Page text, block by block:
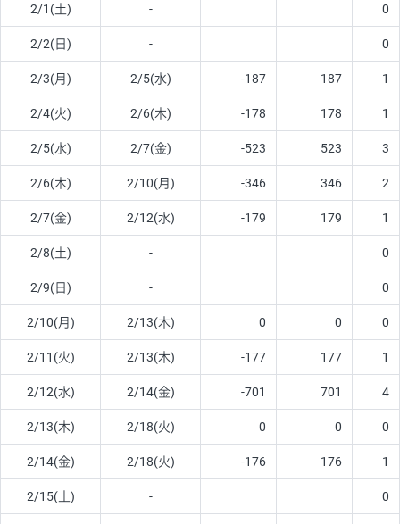
2/1(土) - 0
2/2(日) - 0
2/3(月) 2/5(水) -187 187 1
2/4(火) 2/6(木) -178 178 1
2/5(水) 2/7(金) -523 523 3
2/6(木) 2/10(月) -346 346 2
2/7(金) 2/12(水) -179 179 1
2/8(土) - 0
2/9(日) - 0
2/10(月) 2/13(木) 0 0 0
2/11(火) 2/13(木) -177 177 1
2/12(水) 2/14(金) -701 701 4
2/13(木) 2/18(火) 0 0 0
2/14(金) 2/18(火) -176 176 1
2/15(土) - 0